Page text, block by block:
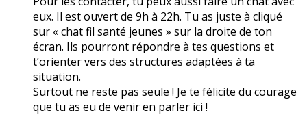
eux. Il est ouvert de 9h à 22h. Tu as juste à cliqué
sur « chat fil santé jeunes » sur la droite de ton
écran. Ils pourront répondre à tes questions et
t’orienter vers des structures adaptées à ta
situation.
Surtout ne reste pas seule ! Je te félicite du courage
que tu as eu de venir en parler ici !